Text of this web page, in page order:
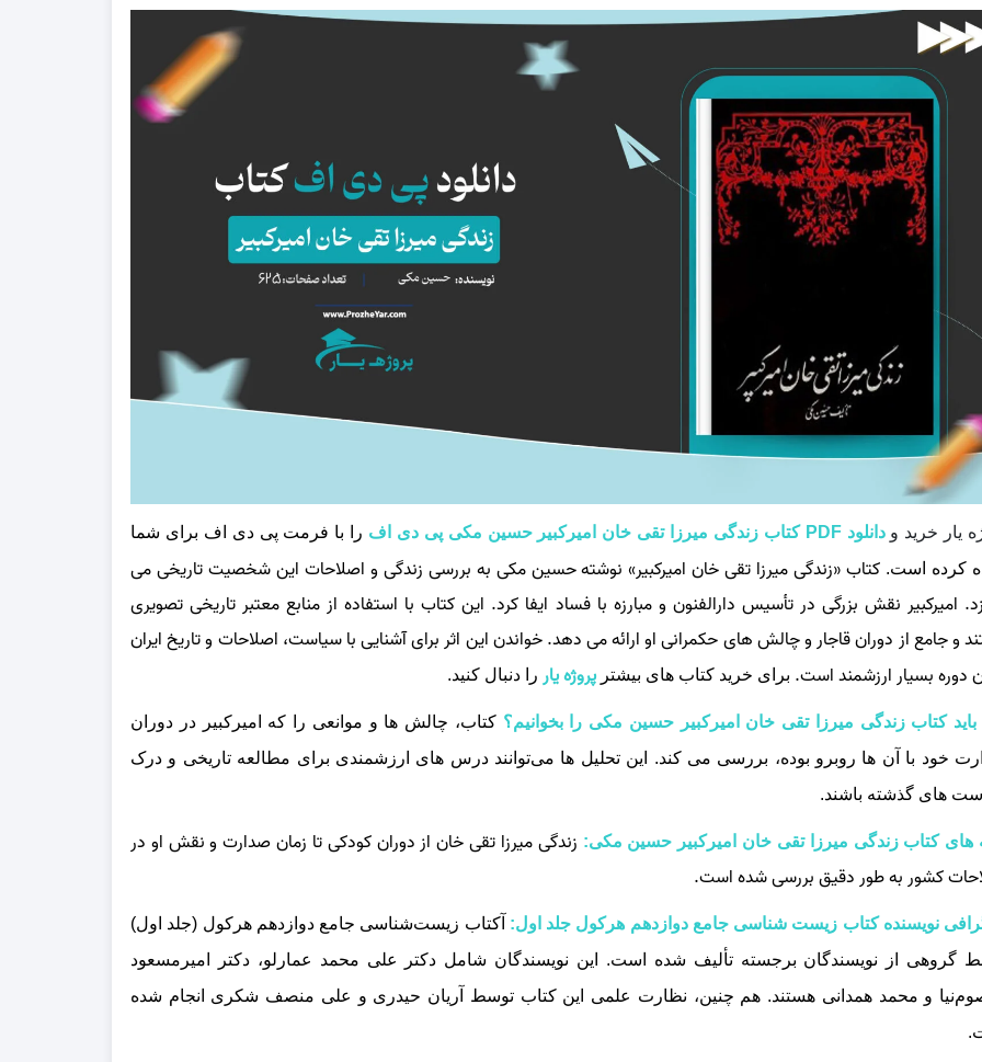
یار خرید ودانلود PDF کتاب زندگی میرزا تقی خان امیرکبیر حسین مکی پی دی اف
را با فرمت پی دی اف برای شما
کرده است. کتاب «زندگی میرزا تقی خان امیرکبیر» نوشته حسین مکی به بررسی زندگی و اصلاحات این شخصیت تاریخی می‌
امیرکبیر نقش بزرگی در تأسیس دارالفنون و مبارزه با فساد ایفا کرد. این کتاب با استفاده از منابع معتبر تاریخی تصویری
و جامع از دوران قاجار و چالش‌ های حکمرانی او ارائه می‌ دهد. خواندن این اثر برای آشنایی با سیاست، اصلاحات و تاریخ ایران
دوره بسیار ارزشمند است. برای خرید کتاب های بیشتر پروژه یار را دنبال کنید.
باید کتاب زندگی میرزا تقی خان امیرکبیر حسین مکی را بخوانیم؟ کتاب، چالش‌ ها و موانعی را که امیرکبیر در دوران
خود با آن‌ ها روبرو بوده، بررسی می‌ کند. این تحلیل‌ ها می‌توانند درس‌ های ارزشمندی برای مطالعه تاریخی و درک
های گذشته باشند.
های کتاب زندگی میرزا تقی خان امیرکبیر حسین مکی: زندگی میرزا تقی خان از دوران کودکی تا زمان صدارت و نقش او در
کشور به‌ طور دقیق بررسی شده است.
نویسنده کتاب زیست شناسی جامع دوازدهم هرکول جلد اول: آکتاب زیست‌شناسی جامع دوازدهم هرکول (جلد اول)
گروهی از نویسندگان برجسته تألیف شده است. این نویسندگان شامل دکتر علی محمد عمارلو، دکتر امیرمسعود
و محمد همدانی هستند. هم چنین، نظارت علمی این کتاب توسط آریان حیدری و علی منصف شکری انجام شده